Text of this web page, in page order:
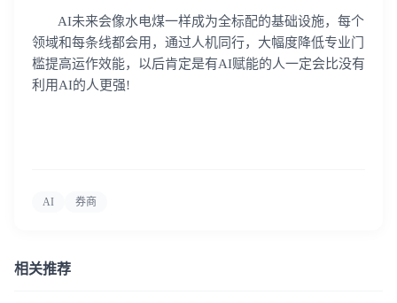
AI未来会像水电煤一样成为全标配的基础设施，每个
领域和每条线都会用，通过人机同行，大幅度降低专业门
槛提高运作效能，以后肯定是有AI赋能的人一定会比没有
利用AI的人更强!
AI 券商
相关推荐